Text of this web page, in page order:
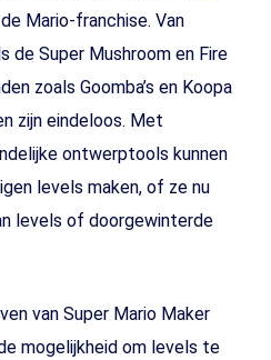
Mario-franchise. Van
de Super Mushroom en Fire
zoals Goomba’s en Koopa
zijn eindeloos. Met
ontwerptools kunnen
levels maken, of ze nu
levels of doorgewinterde
van Super Mario Maker
mogelijkheid om levels te